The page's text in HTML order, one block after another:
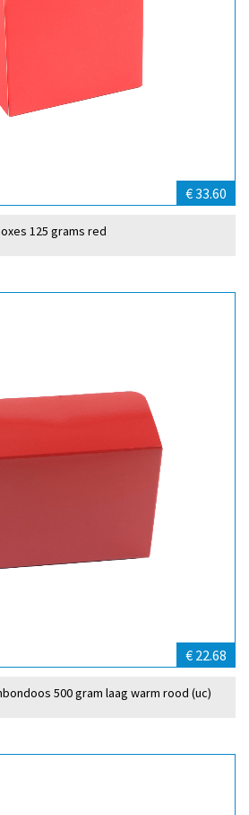
€ 33.60
125 grams red
€ 22.68
500 gram laag warm rood (uc)